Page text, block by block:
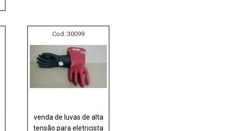
Cod.:30099
venda de luvas de alta
tensão para eletricista